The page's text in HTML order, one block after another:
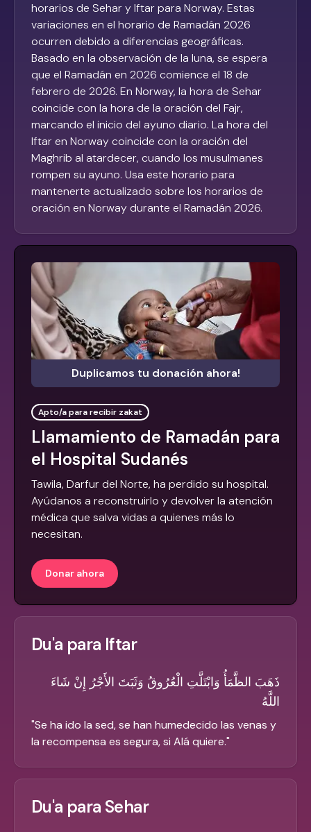
horarios de Sehar y Iftar para Norway. Estas
variaciones en el horario de Ramadán 2026
ocurren debido a diferencias geográficas.
Basado en la observación de la luna, se espera
que el Ramadán en 2026 comience el 18 de
febrero de 2026. En Norway, la hora de Sehar
coincide con la hora de la oración del Fajr,
marcando el inicio del ayuno diario. La hora del
Iftar en Norway coincide con la oración del
Maghrib al atardecer, cuando los musulmanes
rompen su ayuno. Usa este horario para
mantenerte actualizado sobre los horarios de
oración en Norway durante el Ramadán 2026.
Duplicamos tu donación ahora!
Apto/a para recibir zakat
Llamamiento de Ramadán para
el Hospital Sudanés
Tawila, Darfur del Norte, ha perdido su hospital.
Ayúdanos a reconstruirlo y devolver la atención
médica que salva vidas a quienes más lo
necesitan.
Donar ahora
Du'a para Iftar
ذَهَبَ الظَّمَأُ وَابْتَلَّتِ الْعُرُوقُ وَثَبَتَ الأَجْرُ إِنْ شَاءَ
اللَّهُ
"Se ha ido la sed, se han humedecido las venas y
la recompensa es segura, si Alá quiere."
Du'a para Sehar